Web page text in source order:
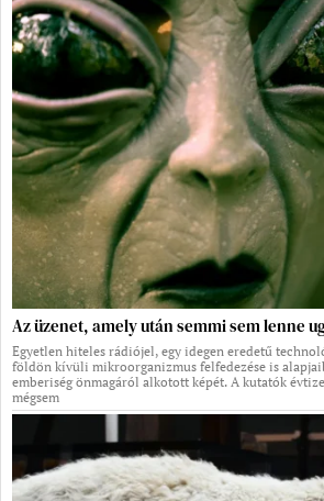
Az üzenet, amely után semmi sem lenne
Egyetlen hiteles rádiójel, egy idegen eredetű
földön kívüli mikroorganizmus felfedezése is
emberiség önmagáról alkotott képét. A kutatók
mégsem